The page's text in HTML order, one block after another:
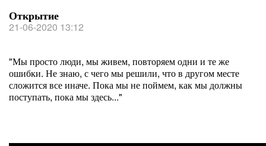
Открытие
21-06-2020 13:12
"Мы просто люди, мы живем, повторяем одни и те же
ошибки. Не знаю, с чего мы решили, что в другом месте
сложится все иначе. Пока мы не поймем, как мы должны
поступать, пока мы здесь..."